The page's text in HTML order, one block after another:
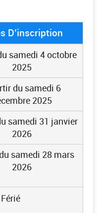
D’inscription
samedi 4 octobre
2025
du samedi 6
2025
samedi 31 janvier
2026
samedi 28 mars
2026